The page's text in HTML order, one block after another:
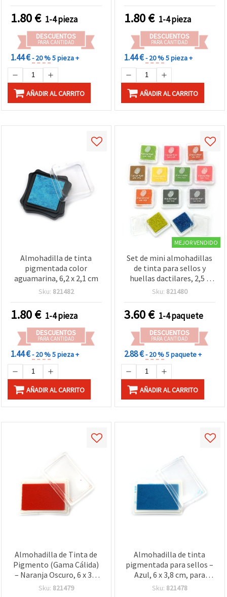
proyectos de
manualidades
1.80€ 1-4 pieza
DESCUENTOS
PARA CANTIDAD
1.44 €- 20 %5 pieza +
AÑADIR AL CARRITO
manualidades DIY
1.80€ 1-4 pieza
DESCUENTOS
PARA CANTIDAD
1.44 €- 20 %5 pieza +
AÑADIR AL CARRITO
Almohadilla de tinta
pigmentada color
aguamarina, 6,2 x 2,1 cm
Sku: 821482
1.80€ 1-4 pieza
DESCUENTOS
PARA CANTIDAD
1.44 €- 20 %5 pieza +
AÑADIR AL CARRITO
MEJOR VENDIDO
Set de mini almohadillas
de tinta para sellos y
huellas dactilares, 2,5 x
2,5 cm - 12 colores
Sku: 821480
3.60€ 1-4 paquete
DESCUENTOS
PARA CANTIDAD
2.88 €- 20 %5 paquete +
AÑADIR AL CARRITO
Almohadilla de Tinta de
Pigmento (Gama Cálida)
– Naranja Oscuro, 6 x 3,8
cm – Perfecta para
Sku: 821479
Almohadilla de tinta
pigmentada para sellos –
Azul, 6 x 3,8 cm, para
estampación en papel,
Sku: 821478